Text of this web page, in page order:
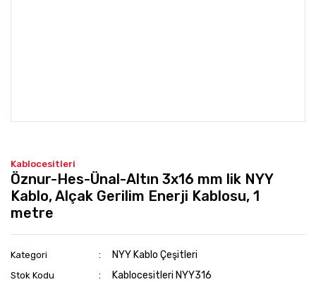
Kablocesitleri
Öznur-Hes-Ünal-Altın 3x16 mm lik NYY
Kablo, Alçak Gerilim Enerji Kablosu, 1
metre
Kategori NYY Kablo Çeşitleri
Stok Kodu Kablocesitleri NYY316